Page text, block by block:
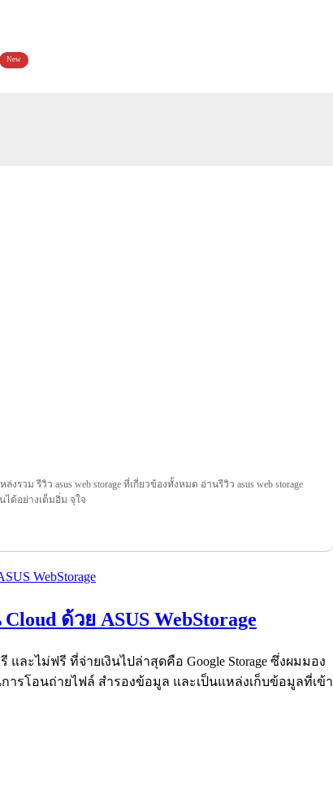
New
ล่งรวม รีวิว asus web storage ที่เกี่ยวข้องทั้งหมด อ่านรีวิว asus web storage
ได้อย่างเต็มอิ่ม จุใจ
ด้วย ASUS WebStorage
ละไม่ฟรี ที่จ่ายเงินไปล่าสุดคือ Google Storage ซึ่งผมมอง
ารโอนถ่ายไฟล์ สำรองข้อมูล และเป็นแหล่งเก็บข้อมูลที่เข้า